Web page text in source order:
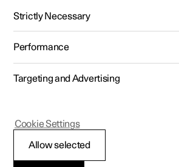
Pre-owned
Kauppa
Lisää
Tutustu Polestar 2
Koeajo
Tutustu Polestar 3
Koeajo
Tutustu Polestar 4
Koeajo
Pre-owned edut
Kampanjat
Tilaa nyt
Pre-owned
Koeajo
Extras
(Avautuu uuteen
Tapahtumat
Yritysautot
Sijainnit
Huoltopisteet
Omistajuus
Asiakaspalvelu
Tietoa Polestarista
Me Polestarilla puhumme omaa
antaa tuotteillemme helposti
Kaikkien kielten tavoin sekin kehittyy
Strictly Necessary
Performance
Targeting and Advertising
Allow selected
Cookie Settings